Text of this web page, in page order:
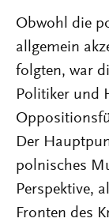
Obwohl die
allgemein
folgten, war
Politiker und
Der
polnisches
Perspektive,
Fronten des